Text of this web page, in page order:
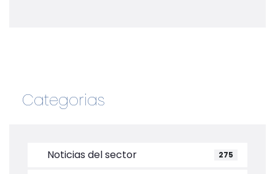
Categorias
Noticias del sector 275